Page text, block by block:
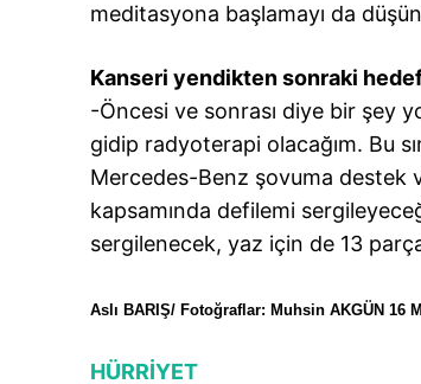
meditasyona başlamayı da
Kanseri yendikten sonraki
-Öncesi ve sonrası diye bir şey
gidip radyoterapi olacağım. Bu
Mercedes-Benz şovuma destek
kapsamında defilemi
sergilenecek, yaz için de 13
Aslı BARIŞ/ Fotoğraflar: Muhsin AKGÜN 16
HÜRRİYET